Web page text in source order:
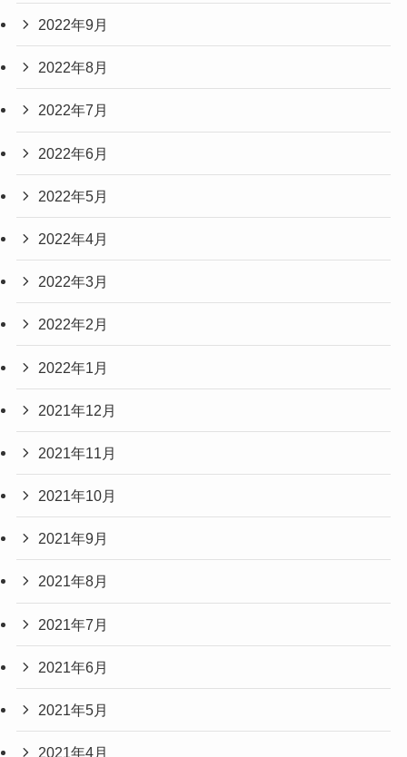
2022年9月
2022年8月
2022年7月
2022年6月
2022年5月
2022年4月
2022年3月
2022年2月
2022年1月
2021年12月
2021年11月
2021年10月
2021年9月
2021年8月
2021年7月
2021年6月
2021年5月
2021年4月